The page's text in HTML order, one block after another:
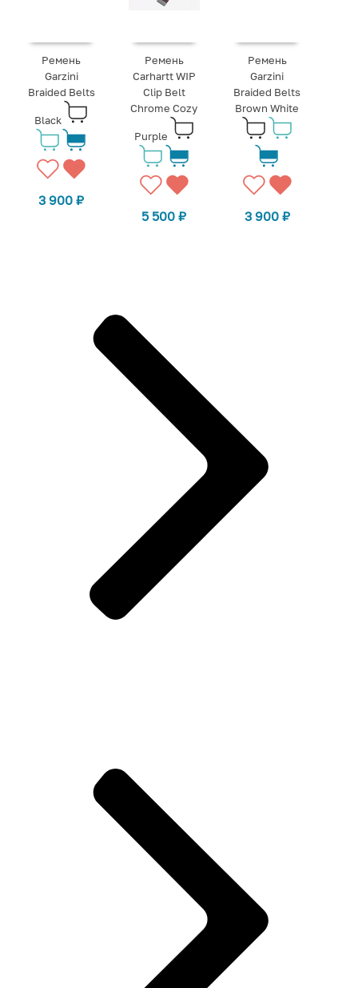
Ремень
Garzini
Braided Belts
Black
3 900₽
Ремень
Carhartt WIP
Clip Belt
Chrome Cozy
Purple
5 500₽
Ремень
Garzini
Braided Belts
Brown White
3 900 ₽